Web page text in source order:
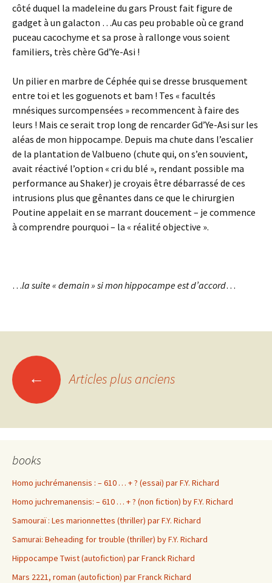
côté duquel la madeleine du gars Proust fait figure de
gadget à un galacton …Au cas peu probable où ce grand
puceau cacochyme et sa prose à rallonge vous soient
familiers, très chère Gd’Ye-Asi !
Un pilier en marbre de Céphée qui se dresse brusquement
entre toi et les goguenots et bam ! Tes « facultés
mnésiques surcompensées » recommencent à faire des
leurs ! Mais ce serait trop long de rencarder Gd’Ye-Asi sur les
aléas de mon hippocampe. Depuis ma chute dans l’escalier
de la plantation de Valbueno (chute qui, on s’en souvient,
avait réactivé l’option « cri du blé », rendant possible ma
performance au Shaker) je croyais être débarrassé de ces
intrusions plus que gênantes dans ce que le chirurgien
Poutine appelait en se marrant doucement – je commence
à comprendre pourquoi – la « réalité objective ».
…la suite « demain » si mon hippocampe est d’accord…
Navigation
des
articles
← Articles plus anciens
books
Homo juchrémanensis : – 610 … + ? (essai) par F.Y. Richard
Homo juchremanensis: – 610 … + ? (non fiction) by F.Y. Richard
Samouraï : Les marionnettes (thriller) par F.Y. Richard
Samurai: Beheading for trouble (thriller) by F.Y. Richard
Hippocampe Twist (autofiction) par Franck Richard
Mars 2221, roman (autofiction) par Franck Richard